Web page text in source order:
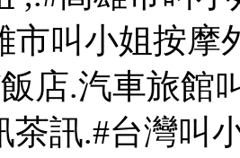
市叫小姐按摩
店.汽車旅館
茶訊.#台灣叫